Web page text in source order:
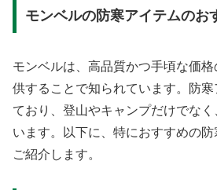
モンベルの防寒アイテムのお
モンベルは、高品質かつ手頃な価
供することで知られています。防
ており、登山やキャンプだけでな
います。以下に、特におすすめの
ご紹介します。